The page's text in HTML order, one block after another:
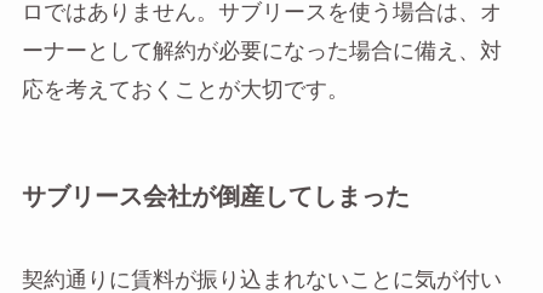
ロではありません。サブリースを使う場合は、オ
ーナーとして解約が必要になった場合に備え、対
応を考えておくことが大切です。
サブリース会社が倒産してしまった
契約通りに賃料が振り込まれないことに気が付い